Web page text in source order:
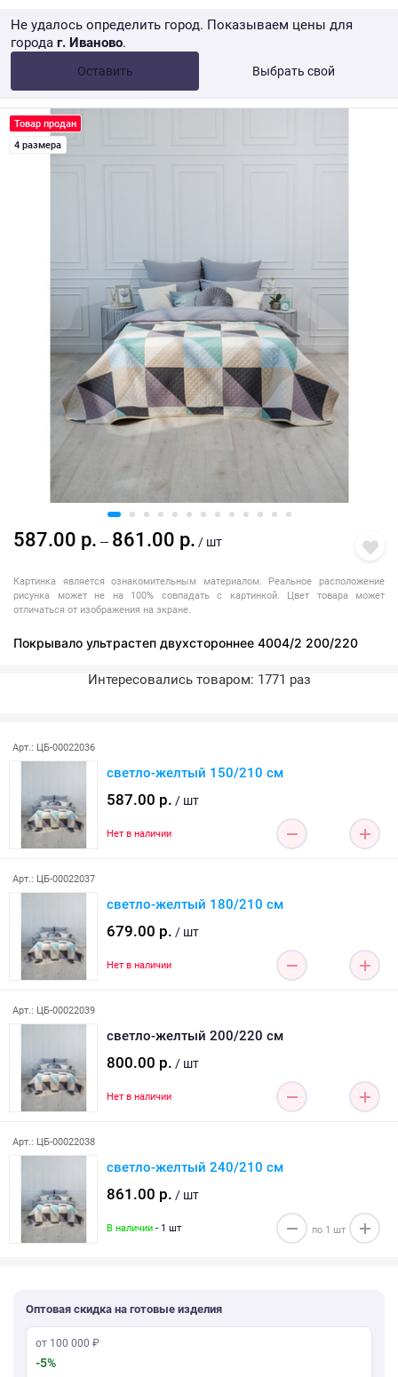
Не удалось определить город. Показываем цены для
города г. Иваново.
Оставить Выбрать свой
от 10 000 ₽ Розница → WB
Товар продан
4 размера
587.00 р. — 861.00 р. / шт
Картинка является ознакомительным материалом. Реальное расположение
рисунка может не на 100% совпадать с картинкой. Цвет товара может
отличаться от изображения на экране.
Покрывало ультрастеп двухстороннее 4004/2 200/220
Интересовались товаром: 1771 раз
Арт.: ЦБ-00022036
светло-желтый 150/210 см
587.00 р. / шт
Нет в наличии
Арт.: ЦБ-00022037
светло-желтый 180/210 см
679.00 р. / шт
Нет в наличии
Арт.: ЦБ-00022039
светло-желтый 200/220 см
800.00 р. / шт
Нет в наличии
Арт.: ЦБ-00022038
светло-желтый 240/210 см
861.00 р. / шт
В наличии - 1 шт
Оптовая скидка на готовые изделия
от 100 000 ₽
-5%